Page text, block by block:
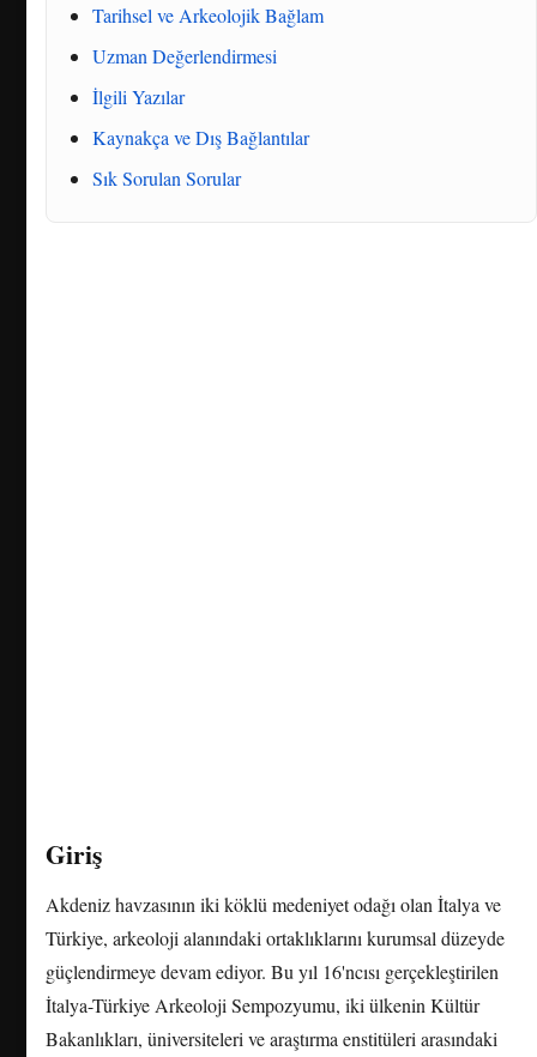
Tarihsel ve Arkeolojik Bağlam
Uzman Değerlendirmesi
İlgili Yazılar
Kaynakça ve Dış Bağlantılar
Sık Sorulan Sorular
Giriş
Akdeniz havzasının iki köklü medeniyet odağı olan İtalya ve
Türkiye, arkeoloji alanındaki ortaklıklarını kurumsal düzeyde
güçlendirmeye devam ediyor. Bu yıl 16'ncısı gerçekleştirilen
İtalya-Türkiye Arkeoloji Sempozyumu, iki ülkenin Kültür
Bakanlıkları, üniversiteleri ve araştırma enstitüleri arasındaki